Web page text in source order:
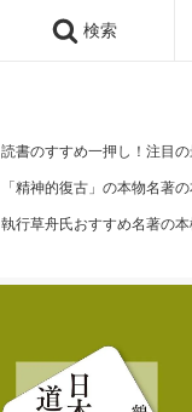
検索
読書のすすめ一押し！注目
「精神的復古」の本物名著
執行草舟氏おすすめ名著の本